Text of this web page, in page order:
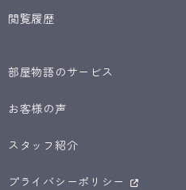
閲覧履歴
部屋物語のサービス
お客様の声
スタッフ紹介
プライバシーポリシー